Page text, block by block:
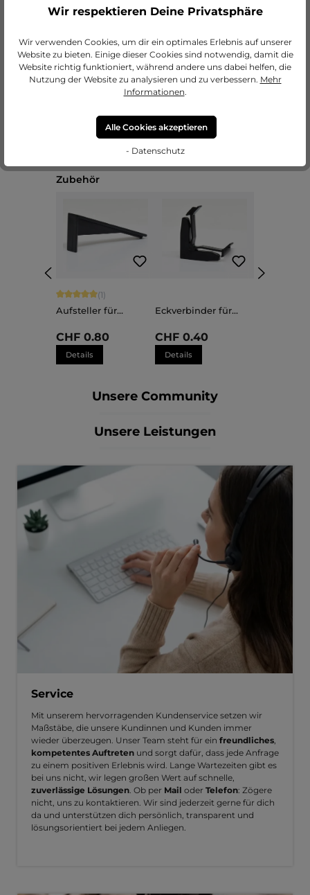
Produktgalerie überspringen
Zubehör
Durchschnittliche Bewertung von 5 von 5 Sternen
(1)
Aufsteller für
Sara
CHF 0.80
Details
Eckverbinder für
Sara
CHF 0.40
Details
Unsere Community
Unsere Leistungen
Service
Mit unserem hervorragenden Kundenservice setzen wir
Maßstäbe, die unsere Kundinnen und Kunden immer
wieder überzeugen. Unser Team steht für ein freundliches
kompetentes Auftreten und sorgt dafür, dass jede Anfrage
zu einem positiven Erlebnis wird. Lange Wartezeiten gibt es
bei uns nicht, wir legen großen Wert auf schnelle,
zuverlässige Lösungen . Ob per Mail oder Telefon: Zögere
nicht, uns zu kontaktieren. Wir sind jederzeit gerne für dich
da und unterstützen dich persönlich, transparent und
lösungsorientiert bei jedem Anliegen.
Wir respektieren Deine Privatsphäre
Wir verwenden Cookies, um dir ein optimales Erlebnis auf unserer
Website zu bieten. Einige dieser Cookies sind notwendig, damit die
Website richtig funktioniert, während andere uns dabei helfen, die
Nutzung der Website zu analysieren und zu verbessern. Mehr
Informationen.
Alle Cookies akzeptieren
- Datenschutz